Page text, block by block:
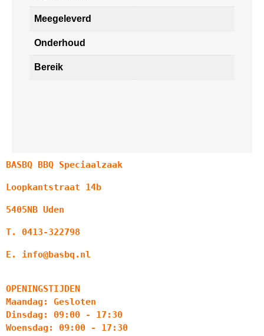
Meegeleverd
Onderhoud
Bereik
BASBQ BBQ Speciaalzaak
Loopkantstraat 14b
5405NB Uden
T. 0413-322798
E. info@basbq.nl
OPENINGSTIJDEN
Maandag: Gesloten
Dinsdag: 09:00 - 17:30
Woensdag: 09:00 - 17:30